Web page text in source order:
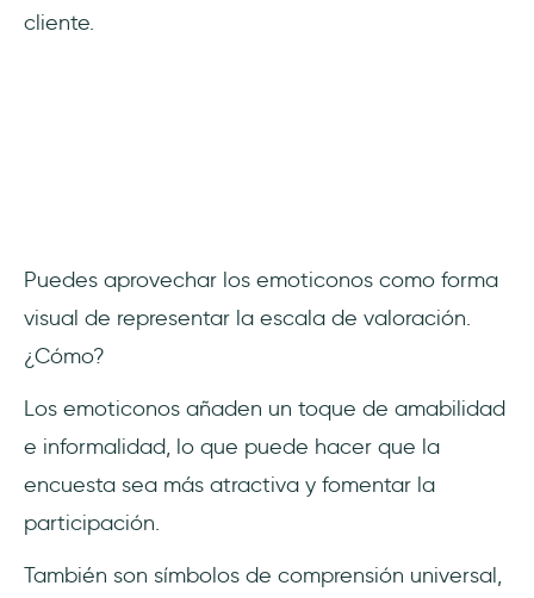
cliente.
Puedes aprovechar los emoticonos como forma
visual de representar la escala de valoración.
¿Cómo?
Los emoticonos añaden un toque de amabilidad
e informalidad, lo que puede hacer que la
encuesta sea más atractiva y fomentar la
participación.
También son símbolos de comprensión universal,